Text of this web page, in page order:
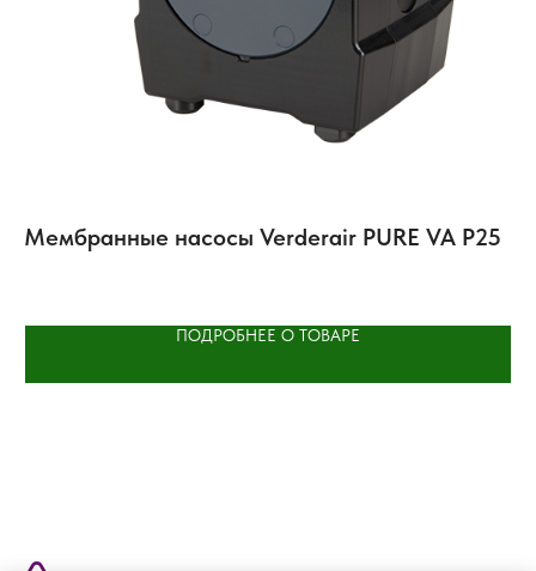
Мембранные насосы Verderair PURE VA P25
ПОДРОБНЕЕ О ТОВАРЕ